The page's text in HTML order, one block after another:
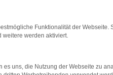
bestimmter Seiten
beheben.
auf dem neuesten
kann auch dazu
Funktionalität der
weitere werden aktiviert.
es uns, die Nutzung der Webseite zu